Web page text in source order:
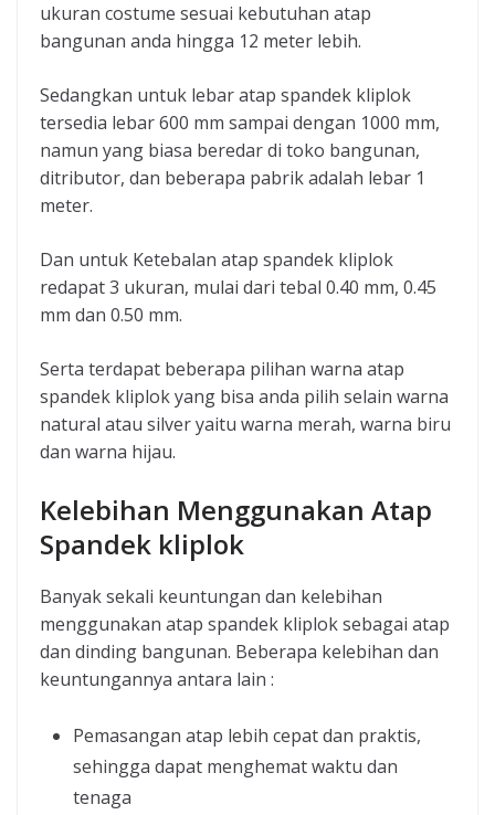
ukuran costume sesuai kebutuhan atap
bangunan anda hingga 12 meter lebih.
Sedangkan untuk lebar atap spandek kliplok
tersedia lebar 600 mm sampai dengan 1000 mm,
namun yang biasa beredar di toko bangunan,
ditributor, dan beberapa pabrik adalah lebar 1
meter.
Dan untuk Ketebalan atap spandek kliplok
redapat 3 ukuran, mulai dari tebal 0.40 mm, 0.45
mm dan 0.50 mm.
Serta terdapat beberapa pilihan warna atap
spandek kliplok yang bisa anda pilih selain warna
natural atau silver yaitu warna merah, warna biru
dan warna hijau.
Kelebihan Menggunakan Atap
Spandek kliplok
Banyak sekali keuntungan dan kelebihan
menggunakan atap spandek kliplok sebagai atap
dan dinding bangunan. Beberapa kelebihan dan
keuntungannya antara lain :
Pemasangan atap lebih cepat dan praktis,
sehingga dapat menghemat waktu dan
tenaga